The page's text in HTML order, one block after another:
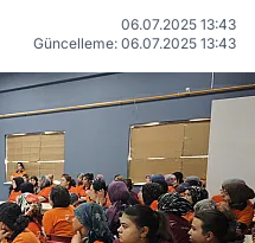
06.07.2025 13:43
Güncelleme: 06.07.2025 13:43